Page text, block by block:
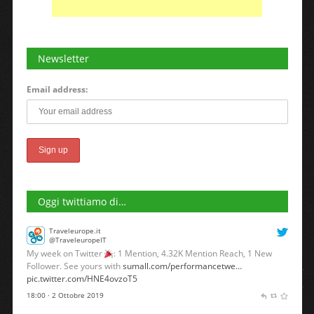
Newsletter
Email address:
Oggi twittiamo di…
Traveleurope.it
@TraveleuropeIT
My week on Twitter
: 1 Mention, 4.32K Mention Reach, 1 New
Follower. See yours withsumall.com/performancetwe…
pic.twitter.com/HNE4ovzoT5
18:00 · 2 Ottobre 2019